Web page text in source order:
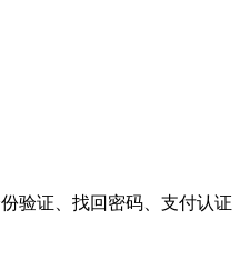
验证、找回密码、支付认证